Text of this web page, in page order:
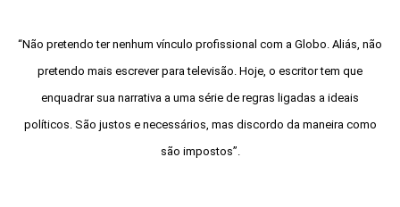
“Não pretendo ter nenhum vínculo profissional com a Globo. Aliás, não
pretendo mais escrever para televisão. Hoje, o escritor tem que
enquadrar sua narrativa a uma série de regras ligadas a ideais
políticos. São justos e necessários, mas discordo da maneira como
são impostos”.